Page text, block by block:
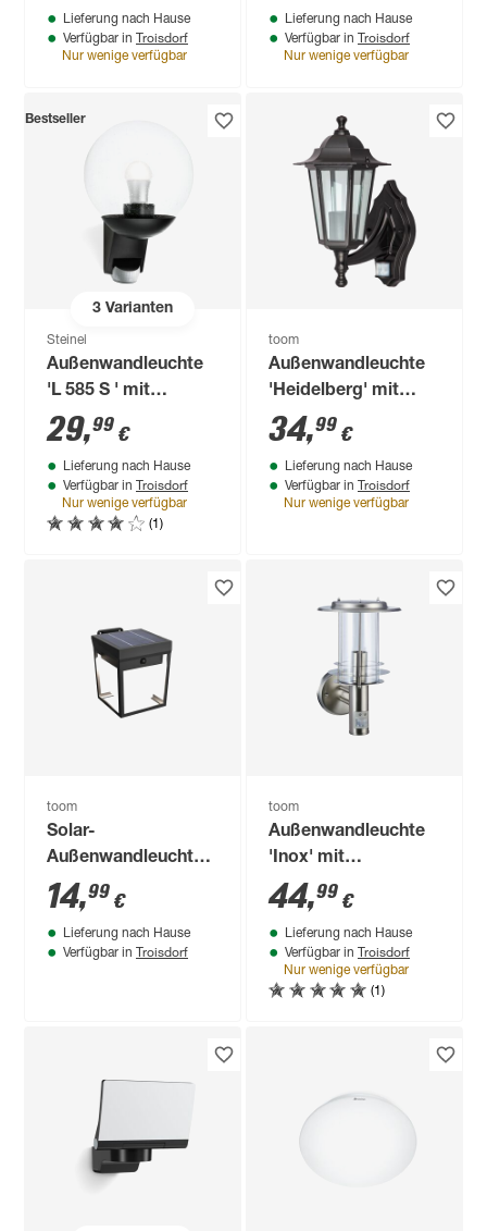
cmLieferung nach Hause
Verfügbar in Troisdorf
Nur wenige verfügbar
x 34,5 cm
Lieferung nach Hause
Verfügbar in Troisdorf
Nur wenige verfügbar
3Varianten
Bestseller
Steinel
Außenwandleuchte
'L 585 S ' mit
Bewegungssensor
60 W IP 44 21,5 x
31,2 cm
29,99 €
Lieferung nach Hause
Verfügbar in Troisdorf
Nur wenige verfügbar
(1)
toom
Außenwandleuchte
'Heidelberg' mit
Bewegungssensor
15 W IP 44 19,5 x 25
x 34,5 cm
34,99 €
Lieferung nach Hause
Verfügbar in Troisdorf
Nur wenige verfügbar
toom
Solar-
Außenwandleuchte
'Utrecht' mit
Bewegungssensor
30 lm neutralweiß IP
14,99 €
Lieferung nach Hause
Verfügbar in Troisdorf
toom
Außenwandleuchte
'Inox' mit
Bewegungssensor
20 W IP 44 Ø 21,3 x
34 cm
44,99 €
Lieferung nach Hause
Verfügbar in Troisdorf
Nur wenige verfügbar
(1)